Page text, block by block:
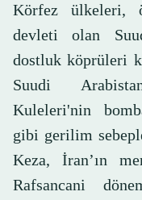
Körfez ülkeleri,
devleti olan
dostluk köprüleri
Suudi
Kuleleri'nin
gibi gerilim
Keza, İran’ın
Rafsancani